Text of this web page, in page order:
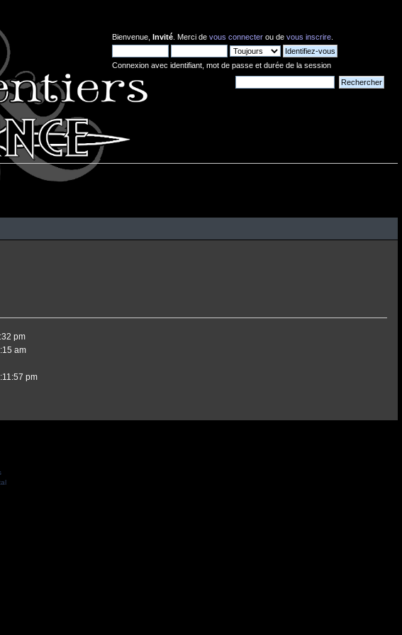
Bienvenue, Invité. Merci de vous connecterou de vous inscrire.
Connexion avec identifiant, mot de passe et durée de la session
pm
am
pm